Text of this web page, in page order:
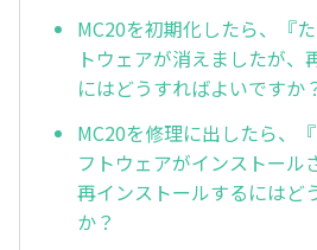
MC20を初期化したら、『
トウェアが消えましたが、
にはどうすればよいですか
MC20を修理に出したら、
フトウェアがインストール
再インストールするにはど
か？